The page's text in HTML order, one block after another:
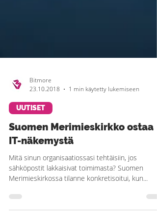
Bitmore
23.10.2018
Suomen Merimieskirkko ostaa
IT-näkemystä
Mitä sinun organisaatiossasi tehtäisiin, jos
sähköpostit lakkaisivat toimimasta? Suomen